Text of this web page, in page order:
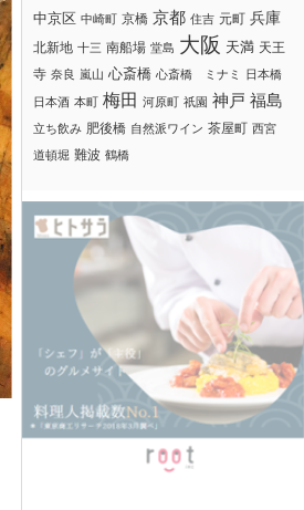
中京区 中崎町 京橋 京都 住吉 元町 兵庫
北新地 十三 南船場 堂島 大阪 天満 天王
寺 奈良 嵐山 心斎橋 心斎橋 ミナミ 日本橋
日本酒 本町 梅田 河原町 祇園 神戸 福島
立ち飲み 肥後橋 自然派ワイン 茶屋町 西宮
道頓堀 難波 鶴橋